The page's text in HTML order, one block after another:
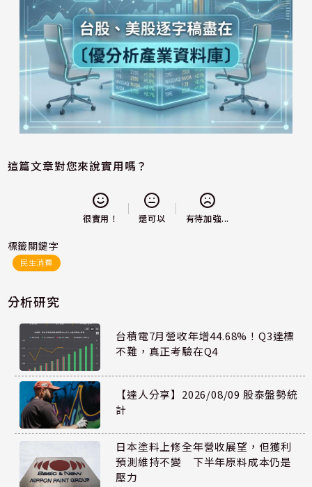
這篇文章對您來說實用嗎？
很實用！ 還可以 有待加強...
標籤關鍵字
民生消費
分析研究
台積電7月營收年增44.68%！Q3達標
不難，真正考驗在Q4
【達人分享】2026/08/09 股泰盤勢統
計
日本塗料上修全年營收展望，但獲利
預測維持不變 下半年原料成本仍是
壓力